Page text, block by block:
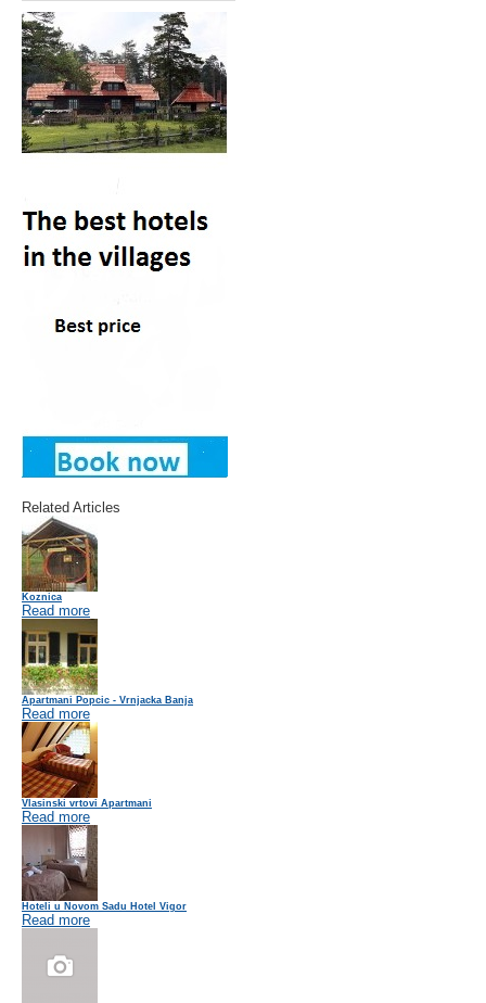
Related Articles
Koznica
Read more
Apartmani Popcic - Vrnjacka Banja
Read more
Vlasinski vrtovi Apartmani
Read more
Hoteli u Novom Sadu Hotel Vigor
Read more